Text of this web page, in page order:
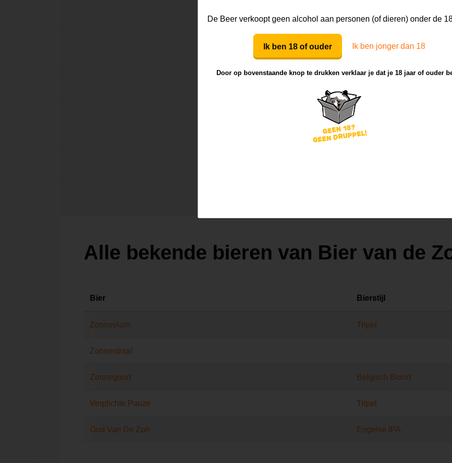
Zonnestraal
Alle bekende bieren van Bier van de
Bier Bierstijl
Zonnevlam Tripel
Zonnestraal
Zonnegoud Belgisch Blond
Verplichte Pauze Tripel
God Van De Zon Engelse IPA
De Beer verkoopt geen alcohol aan personen (of dieren) onder de
Ik ben 18 of ouder Ik ben jonger dan 18
Door op bovenstaande knop te drukken verklaar je dat je 18 jaar of ouder